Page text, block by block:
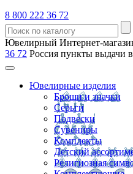
8 800 222 36 72
Ювелирный Интернет-
36 72 Россия пункты выдачи
Ювелирные изделия
Броши и значки
Серьги
Подвески
Сувениры
Комплекты
Детский
Религиозная